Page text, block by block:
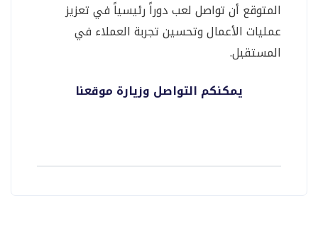
المتوقع أن تواصل لعب دوراً رئيسياً في تعزيز
عمليات الأعمال وتحسين تجربة العملاء في
المستقبل.
يمكنكم التواصل وزيارة موقعنا